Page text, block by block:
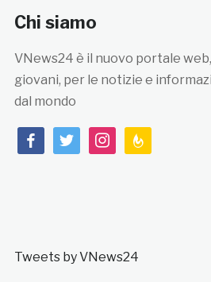
Chi siamo
VNews24 è il nuovo portale
giovani, per le notizie e
dal mondo
facebooktwitterinstagramfeedburner
Tweets by VNews24